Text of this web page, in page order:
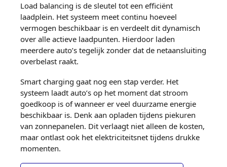
Load balancing is de sleutel tot een efficiënt
laadplein. Het systeem meet continu hoeveel
vermogen beschikbaar is en verdeelt dit dynamisch
over alle actieve laadpunten. Hierdoor laden
meerdere auto’s tegelijk zonder dat de netaansluiting
overbelast raakt.
Smart charging gaat nog een stap verder. Het
systeem laadt auto’s op het moment dat stroom
goedkoop is of wanneer er veel duurzame energie
beschikbaar is. Denk aan opladen tijdens piekuren
van zonnepanelen. Dit verlaagt niet alleen de kosten,
maar ontlast ook het elektriciteitsnet tijdens drukke
momenten.